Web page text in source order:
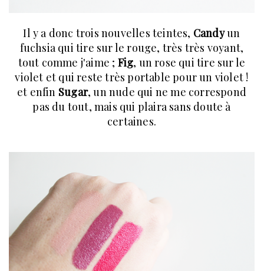
Il y a donc trois nouvelles teintes, Candyun
fuchsia qui tire sur le rouge, très très voyant,
tout comme j'aime ; Fig, un rose qui tire sur le
violet et qui reste très portable pour un violet !
et enfin Sugar, un nude qui ne me correspond
pas du tout, mais qui plaira sans doute à
certaines.